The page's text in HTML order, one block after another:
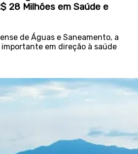
28 Milhões em Saúde e
de Águas e Saneamento, a
importante em direção à saúde